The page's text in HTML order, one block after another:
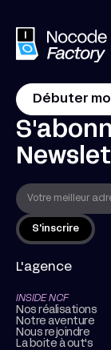
Débuter
L'agence
INSIDE NCF
Nos réalisations
Notre aventure
Nous rejoindre
La boite à out's